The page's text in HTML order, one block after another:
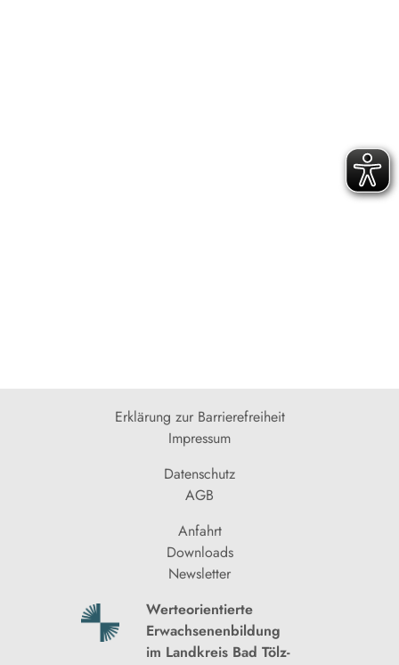
Erklärung zur Barrierefreiheit
Impressum
Datenschutz
AGB
Anfahrt
Downloads
Newsletter
Werteorientierte
Erwachsenenbildung
im Landkreis Bad Tölz-